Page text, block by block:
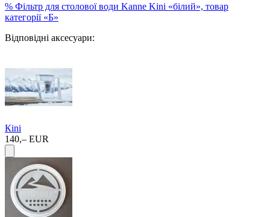
% Фільтр для столової води Kanne Kini «білий», товар
категорії «Б»
Відповідні аксесуари:
Кini
140,– EUR